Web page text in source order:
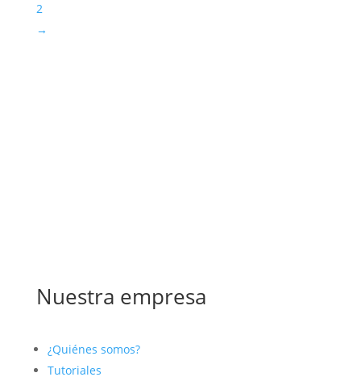
2
→
Nuestra empresa
¿Quiénes somos?
Tutoriales